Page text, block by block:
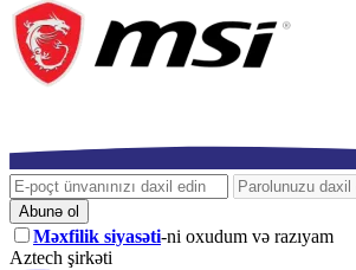
Abunə ol
Məxfilik siyasəti-ni oxudum və razıyam
Aztech şirkəti